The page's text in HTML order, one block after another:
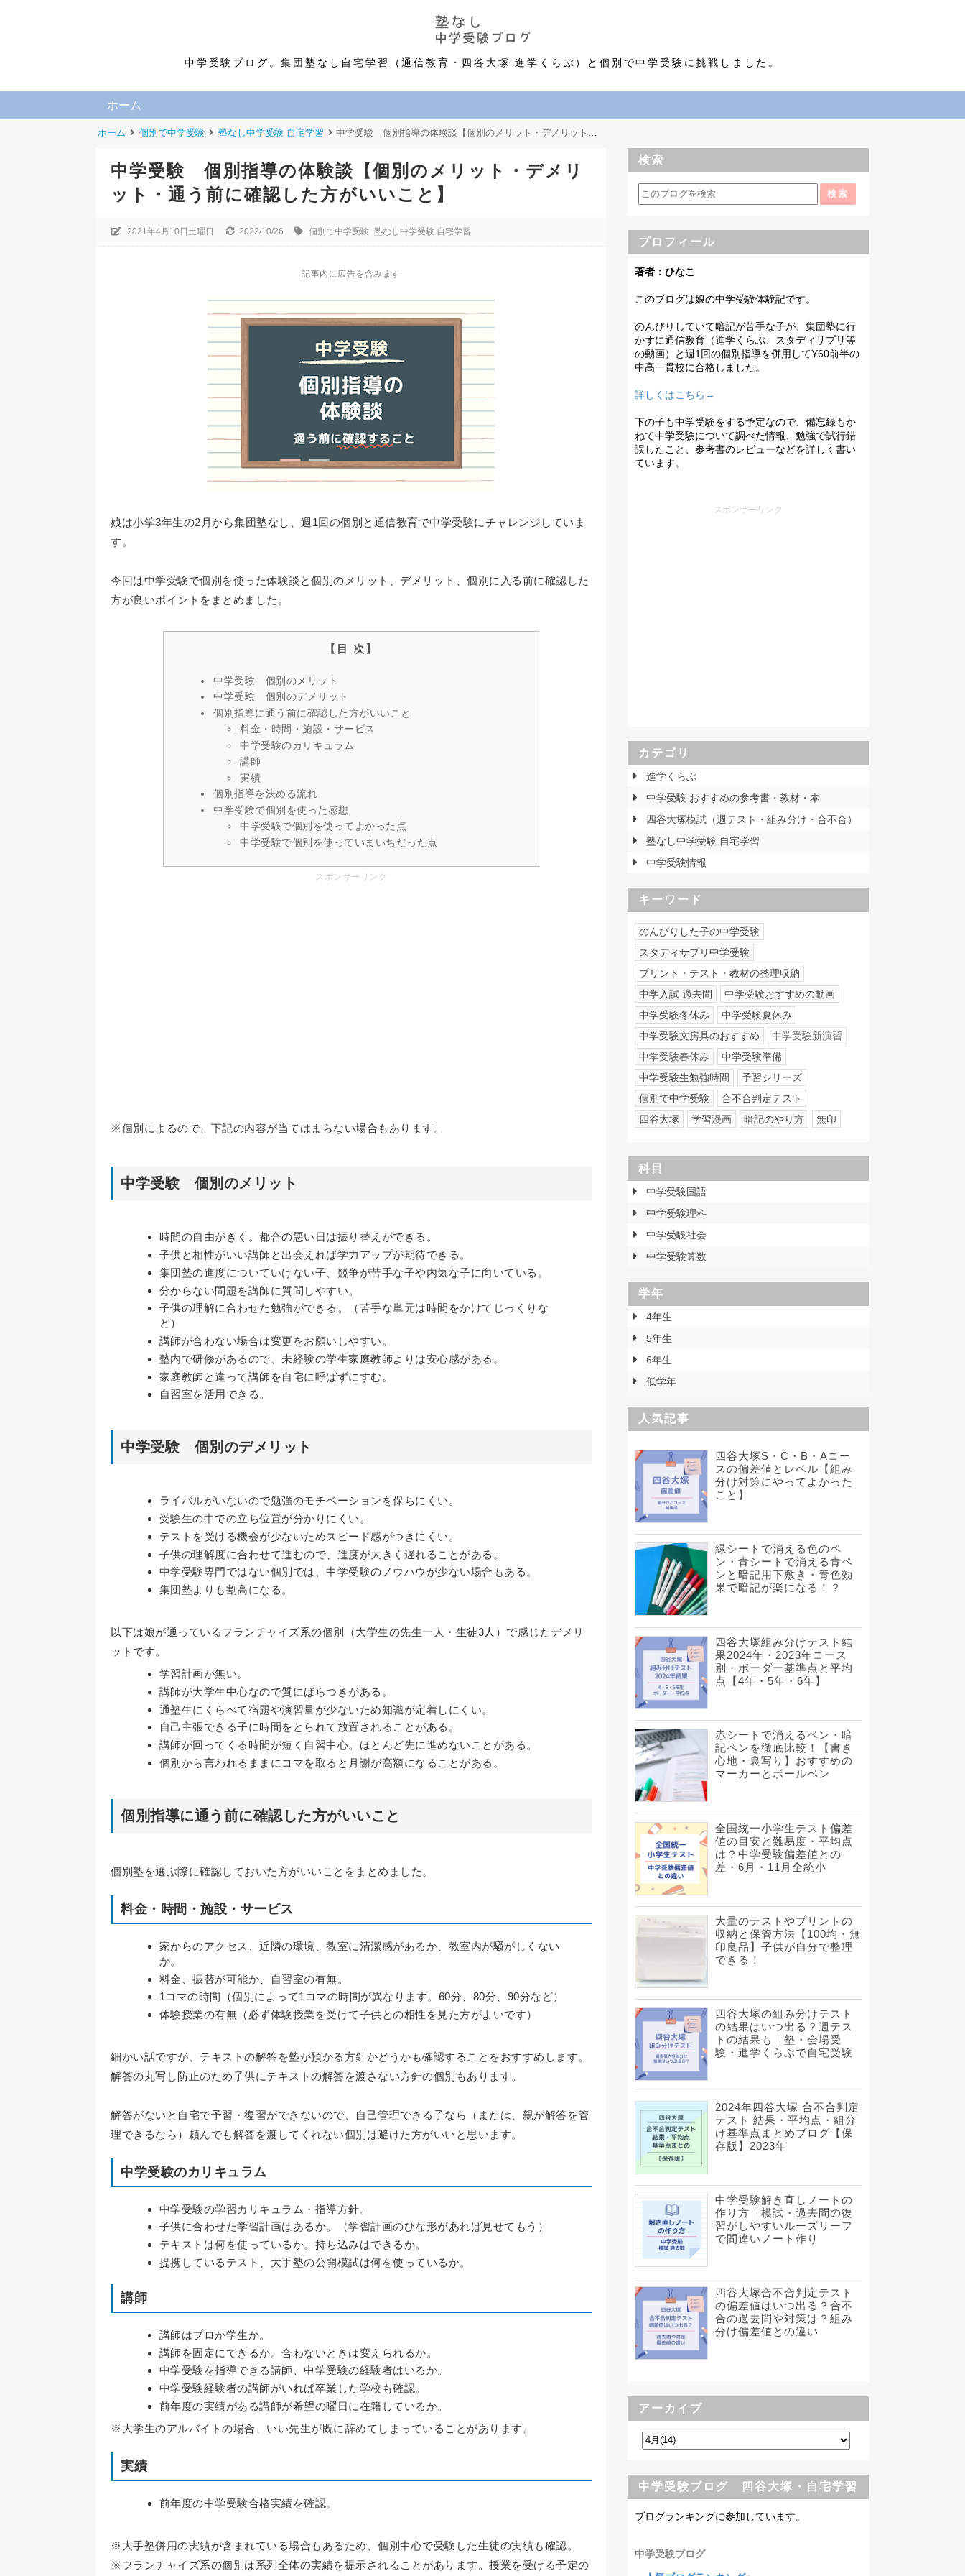
中学受験ブログ。集団塾なし自宅学習（通信教育・四谷大塚 進学くらぶ）と個別で中学受験に挑戦しました。
ホーム
ホーム 個別で中学受験 塾なし中学受験 自宅学習 中学受験 個別指導の体験談【個別のメリット・デメリット・通う前に確認した方がいいこと】
中学受験 個別指導の体験談【個別のメリット・デメリ
ット・通う前に確認した方がいいこと】
2021年4月10日土曜日 2022/10/26 個別で中学受験 塾なし中学受験 自宅学習
記事内に広告を含みます
娘は小学3年生の2月から集団塾なし、週1回の個別と通信教育で中学受験にチャレンジしていま
す。
今回は中学受験で個別を使った体験談と個別のメリット、デメリット、個別に入る前に確認した
方が良いポイントをまとめました。
中学受験 個別のメリット
中学受験 個別のデメリット
個別指導に通う前に確認した方がいいこと
料金・時間・施設・サービス
中学受験のカリキュラム
講師
実績
個別指導を決める流れ
中学受験で個別を使った感想
中学受験で個別を使ってよかった点
中学受験で個別を使っていまいちだった点
スポンサーリンク
※個別によるので、下記の内容が当てはまらない場合もあります。
中学受験 個別のメリット
時間の自由がきく。都合の悪い日は振り替えができる。
子供と相性がいい講師と出会えれば学力アップが期待できる。
集団塾の進度についていけない子、競争が苦手な子や内気な子に向いている。
分からない問題を講師に質問しやすい。
子供の理解に合わせた勉強ができる。（苦手な単元は時間をかけてじっくりな
ど）
講師が合わない場合は変更をお願いしやすい。
塾内で研修があるので、未経験の学生家庭教師よりは安心感がある。
家庭教師と違って講師を自宅に呼ばずにすむ。
自習室を活用できる。
中学受験 個別のデメリット
ライバルがいないので勉強のモチベーションを保ちにくい。
受験生の中での立ち位置が分かりにくい。
テストを受ける機会が少ないためスピード感がつきにくい。
子供の理解度に合わせて進むので、進度が大きく遅れることがある。
中学受験専門ではない個別では、中学受験のノウハウが少ない場合もある。
集団塾よりも割高になる。
以下は娘が通っているフランチャイズ系の個別（大学生の先生一人・生徒3人）で感じたデメリ
ットです。
学習計画が無い。
講師が大学生中心なので質にばらつきがある。
通塾生にくらべて宿題や演習量が少ないため知識が定着しにくい。
自己主張できる子に時間をとられて放置されることがある。
講師が回ってくる時間が短く自習中心。ほとんど先に進めないことがある。
個別から言われるままにコマを取ると月謝が高額になることがある。
個別指導に通う前に確認した方がいいこと
個別塾を選ぶ際に確認しておいた方がいいことをまとめました。
料金・時間・施設・サービス
家からのアクセス、近隣の環境、教室に清潔感があるか、教室内が騒がしくない
か。
料金、振替が可能か、自習室の有無。
1コマの時間（個別によって1コマの時間が異なります。60分、80分、90分など）
体験授業の有無（必ず体験授業を受けて子供との相性を見た方がよいです）
細かい話ですが、テキストの解答を塾が預かる方針かどうかも確認することをおすすめします。
解答の丸写し防止のため子供にテキストの解答を渡さない方針の個別もあります。
解答がないと自宅で予習・復習ができないので、自己管理できる子なら（または、親が解答を管
理できるなら）頼んでも解答を渡してくれない個別は避けた方がいいと思います。
中学受験のカリキュラム
中学受験の学習カリキュラム・指導方針。
子供に合わせた学習計画はあるか。（学習計画のひな形があれば見せてもう）
テキストは何を使っているか。持ち込みはできるか。
提携しているテスト、大手塾の公開模試は何を使っているか。
講師
講師はプロか学生か。
講師を固定にできるか。合わないときは変えられるか。
中学受験を指導できる講師、中学受験の経験者はいるか。
中学受験経験者の講師がいれば卒業した学校も確認。
前年度の実績がある講師が希望の曜日に在籍しているか。
※大学生のアルバイトの場合、いい先生が既に辞めてしまっていることがあります。
実績
前年度の中学受験合格実績を確認。
※大手塾併用の実績が含まれている場合もあるため、個別中心で受験した生徒の実績も確認。
※フランチャイズ系の個別は系列全体の実績を提示されることがあります。授業を受ける予定の
検索
プロフィール
著者：ひなこ
このブログは娘の中学受験体験記です。
のんびりしていて暗記が苦手な子が、集団塾に行
かずに通信教育（進学くらぶ、スタディサプリ等
の動画）と週1回の個別指導を併用してY60前半の
中高一貫校に合格しました。
詳しくはこちら→
下の子も中学受験をする予定なので、備忘録もか
ねて中学受験について調べた情報、勉強で試行錯
誤したこと、参考書のレビューなどを詳しく書い
ています。
スポンサーリンク
カテゴリ
進学くらぶ
中学受験 おすすめの参考書・教材・本
四谷大塚模試（週テスト・組み分け・合不合）
塾なし中学受験 自宅学習
中学受験情報
キーワード
のんびりした子の中学受験
スタディサプリ中学受験
プリント・テスト・教材の整理収納
中学入試 過去問
中学受験おすすめの動画
中学受験冬休み
中学受験夏休み
中学受験文房具のおすすめ
中学受験新演習
中学受験春休み
中学受験準備
中学受験生勉強時間
予習シリーズ
個別で中学受験
合不合判定テスト
四谷大塚
学習漫画 暗記のやり方 無印
科目
中学受験国語
中学受験理科
中学受験社会
中学受験算数
学年
4年生
5年生
6年生
低学年
人気記事
四谷大塚S・C・B・Aコー
スの偏差値とレベル【組み
分け対策にやってよかった
こと】
緑シートで消える色のペ
ン・青シートで消える青ペ
ンと暗記用下敷き・青色効
果で暗記が楽になる！？
四谷大塚組み分けテスト結
果2024年・2023年コース
別・ボーダー基準点と平均
点【4年・5年・6年】
赤シートで消えるペン・暗
記ペンを徹底比較！【書き
心地・裏写り】おすすめの
マーカーとボールペン
全国統一小学生テスト偏差
値の目安と難易度・平均点
は？中学受験偏差値との
差・6月・11月全統小
大量のテストやプリントの
収納と保管方法【100均・無
印良品】子供が自分で整理
できる！
四谷大塚の組み分けテスト
の結果はいつ出る？週テス
トの結果も｜塾・会場受
験・進学くらぶで自宅受験
2024年四谷大塚 合不合判定
テスト 結果・平均点・組分
け基準点まとめブログ【保
存版】2023年
中学受験解き直しノートの
作り方｜模試・過去問の復
習がしやすいルーズリーフ
で間違いノート作り
四谷大塚合不合判定テスト
の偏差値はいつ出る？合不
合の過去問や対策は？組み
分け偏差値との違い
アーカイブ
中学受験ブログ 四谷大塚・自宅学習
ブログランキングに参加しています。
中学受験ブログ